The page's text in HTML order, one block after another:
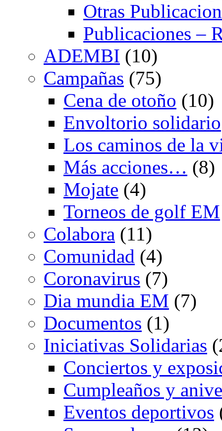
Otras
Publicaciones –
ADEMBI (10)
Campañas (75)
Cena de otoño (10)
Envoltorio solidario
Los caminos de la
Más acciones… (8)
Mojate (4)
Torneos de golf EM
Colabora (11)
Comunidad (4)
Coronavirus (7)
Dia mundia EM (7)
Documentos (1)
Iniciativas Solidarias
Conciertos y
Cumpleaños y
Eventos deportivos